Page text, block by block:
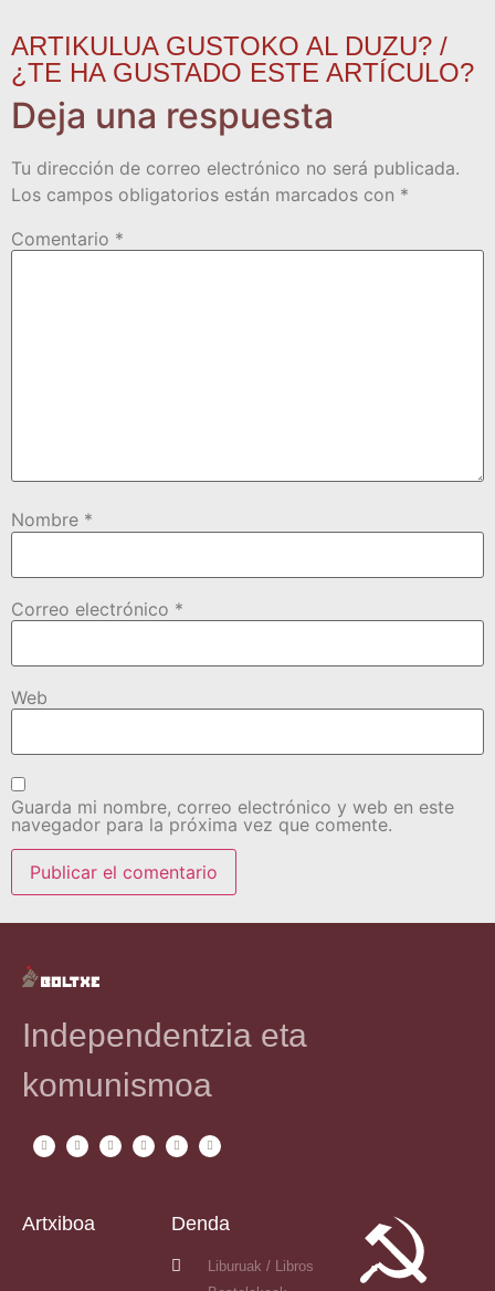
ARTIKULUA GUSTOKO AL DUZU? /
¿TE HA GUSTADO ESTE ARTÍCULO?
Deja una respuesta
Tu dirección de correo electrónico no será publicada.
Los campos obligatorios están marcados con *
Comentario *
Nombre *
Correo electrónico *
Web
Guarda mi nombre, correo electrónico y web en este
navegador para la próxima vez que comente.
Independentzia eta
komunismoa
Artxiboa Denda
Liburuak / Libros